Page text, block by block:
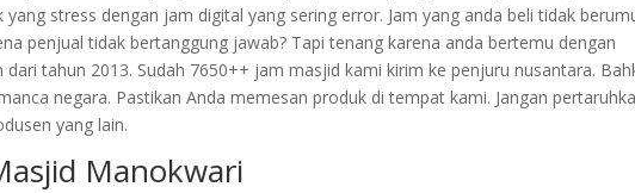
stress dengan jam digital yang sering error. Jam yang anda beli tidak
penjual tidak bertanggung jawab? Tapi tenang karena anda bertemu dengan
dari tahun 2013. Sudah 7650++ jam masjid kami kirim ke penjuru nusantara.
negara. Pastikan Anda memesan produk di tempat kami. Jangan
yang lain.
Manokwari